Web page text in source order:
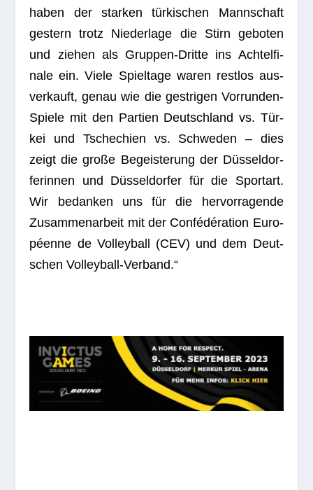
haben der star­ken tür­ki­schen Mann­schaft
ges­tern trotz Nie­der­lage die Stirn gebo­ten
und zie­hen als Grup­pen-Dritte ins Ach­tel­fi­
nale ein. Viele Spiel­tage waren rest­los aus­
ver­kauft, genau wie die gest­ri­gen Vor­run­den-
Spiele mit den Par­tien Deutsch­land vs. Tür­
kei und Tsche­chien vs. Schwe­den – dies
zeigt die große Begeis­te­rung der Düs­sel­dor­
fe­rin­nen und Düs­sel­dor­fer für die Sport­art.
Wir bedan­ken uns für die her­vor­ra­gende
Zusam­men­ar­beit mit der Con­fé­dé­ra­tion Euro­
pé­enne de Vol­ley­ball (CEV) und dem Deut­
schen Volleyball-Verband.“